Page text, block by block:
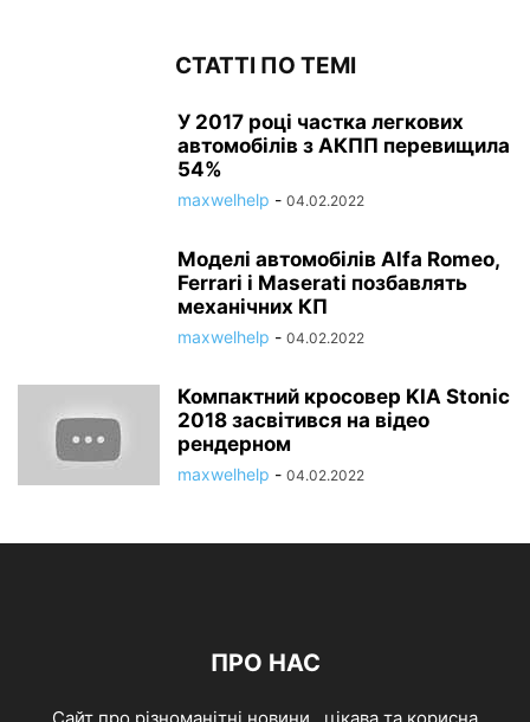
СТАТТІ ПО ТЕМІ
У 2017 році частка легкових
автомобілів з АКПП перевищила
54%
maxwelhelp - 04.02.2022
Моделі автомобілів Alfa Romeo,
Ferrari і Maserati позбавлять
механічних КП
maxwelhelp - 04.02.2022
Компактний кросовер KIA Stonic
2018 засвітився на відео
рендерном
maxwelhelp - 04.02.2022
ПРО НАС